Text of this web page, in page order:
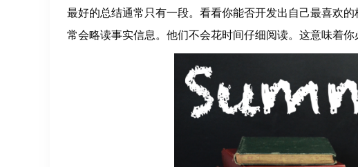
最好的总结通常只有一段。看看你能否开发出自己最喜欢
常会略读事实信息。他们不会花时间仔细阅读。这意味着